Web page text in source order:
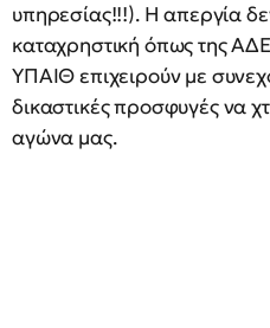
υπηρεσίας!!!). Η απεργία
καταχρηστική όπως της
ΥΠΑΙΘ επιχειρούν με
δικαστικές προσφυγές να
αγώνα μας.